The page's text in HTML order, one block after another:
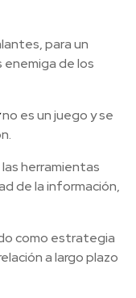
para un
de los
no es un juego y se
herramientas
de la información,
como estrategia
a largo plazo